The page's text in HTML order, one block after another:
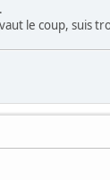
le coup, suis